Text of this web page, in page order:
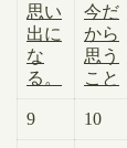
思い
出に
な
る。
今だ
から
思う
こと
9 10